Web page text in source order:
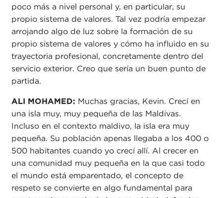
poco más a nivel personal y, en particular, su
propio sistema de valores. Tal vez podría empezar
arrojando algo de luz sobre la formación de su
propio sistema de valores y cómo ha influido en su
trayectoria profesional, concretamente dentro del
servicio exterior. Creo que sería un buen punto de
partida.
ALI MOHAMED: Muchas gracias, Kevin. Crecí en
una isla muy, muy pequeña de las Maldivas.
Incluso en el contexto maldivo, la isla era muy
pequeña. Su población apenas llegaba a los 400 o
500 habitantes cuando yo crecí allí. Al crecer en
una comunidad muy pequeña en la que casi todo
el mundo está emparentado, el concepto de
respeto se convierte en algo fundamental para